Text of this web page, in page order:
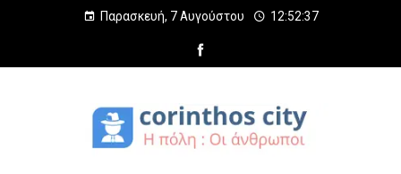
Παρασκευή, 7 Αυγούστου 12:52:38